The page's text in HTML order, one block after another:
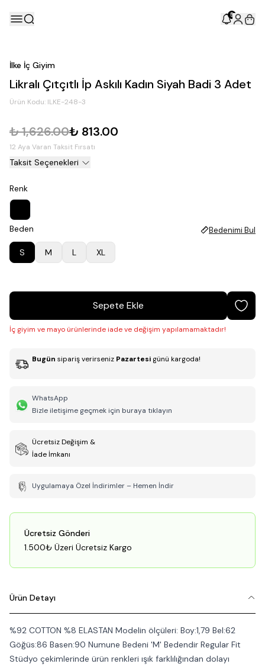
5
İlke İç Giyim
Likralı Çıtçıtlı İp Askılı Kadın Siyah Badi 3 Adet
Ürün Kodu: ILKE-248-3
₺ 1,626.00₺ 813.00
12 Aya Varan Taksit Fırsatı
Taksit Seçenekleri
Renk
Beden Bedenimi Bul
S M L XL
Sepete Ekle
İç giyim ve mayo ürünlerinde iade ve değişim yapılamamaktadır!
Bugün sipariş verirseniz Pazartesi günü kargoda!
WhatsApp
Bizle iletişime geçmek için buraya tıklayın
Ücretsiz Değişim &
İade İmkanı
Uygulamaya Özel İndirimler – Hemen İndir
Ücretsiz Gönderi
1.500₺ Üzeri Ücretsiz Kargo
Ürün Detayı
%92 COTTON %8 ELASTAN Modelin ölçüleri: Boy:1,79 Bel:62
Göğüs:86 Basen:90 Numune Bedeni 'M' Bedendir Regular Fit
Stüdyo çekimlerinde ürün renkleri ışık farklılığından dolayı